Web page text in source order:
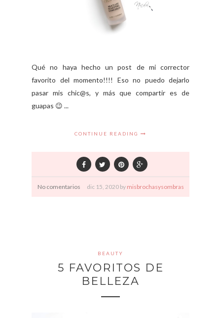
Qué no haya hecho un post de mi corrector
favorito del momento!!!! Eso no puedo dejarlo
pasar mis chic@s, y más que compartir es de
guapas 😉 ...
CONTINUE READING
No comentarios dic 15, 2020 by misbrochasysombras
BEAUTY
5 FAVORITOS DE
BELLEZA